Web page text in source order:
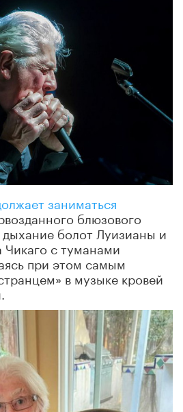
заниматься
блюзового
болот Луизианы и
Чикаго с туманами
при этом самым
в музыке кровей